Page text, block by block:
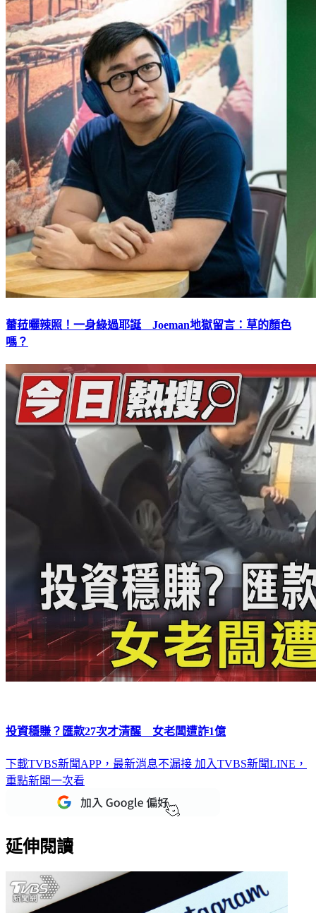
蕾菈曬辣照！一身綠過耶誕 Joeman地獄留言：草的顏色
嗎？
投資穩賺？匯款27次才清醒 女老闆遭詐1億
下載TVBS新聞APP，最新消息不漏接 加入TVBS新聞LINE，
重點新聞一次看
延伸閱讀